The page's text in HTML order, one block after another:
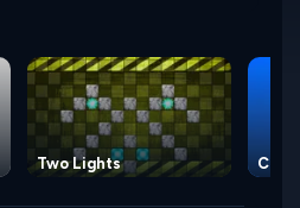
Two Lights